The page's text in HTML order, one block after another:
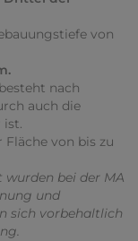
von
nach
auch die
ist.
von bis zu
wurden bei der MA
und
sich vorbehaltlich